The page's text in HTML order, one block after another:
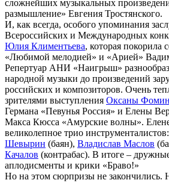
сложнейших музыкальных
размышление» Евгения Тростянского.
И, как всегда, особого упоминания
Всероссийских и Международных
Юлия Климентьева, которая покорила
«Любимой мелодией» и «Арией»
Репертуар АНИ «Наигрыш»
народной музыки до произведений
российских и композиторов. Очень
зрителями выступления Оксаны
Германа «Певунья Россия» и Елены
Макса Кюсса «Амурские волны».
великолепное трио инструменталистов:
Шевырин (баян), Владислав Маслов
Качалов (контрабас). В итоге –
аплодисменты и крики «Браво!»
Но на этом сюрпризы не закончились.